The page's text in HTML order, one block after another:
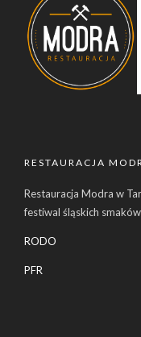
RESTAURACJA
Restauracja Modra w
festiwal śląskich
RODO
PFR